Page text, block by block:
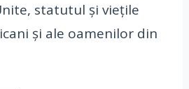
statutul și viețile
și ale oamenilor din